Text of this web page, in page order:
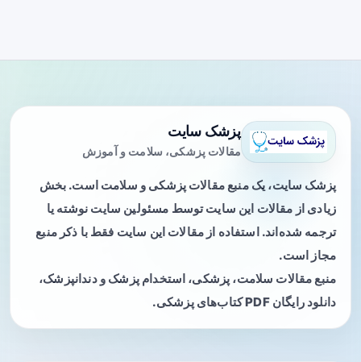
پزشک سایت
مقالات پزشکی، سلامت و آموزش
پزشک سایت، یک منبع مقالات پزشکی و سلامت است. بخش
زیادی از مقالات این سایت توسط مسئولین سایت نوشته یا
ترجمه شده‌اند. استفاده از مقالات این سایت فقط با ذکر منبع
مجاز است.
منبع مقالات سلامت، پزشکی، استخدام پزشک و دندانپزشک،
دانلود رایگان PDF کتاب‌های پزشکی.